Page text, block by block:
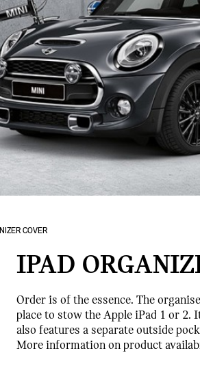
COVER
IPAD
Order is of the essence. The
place to stow the Apple iPad 1 or 2.
also features a separate outside
More information on product